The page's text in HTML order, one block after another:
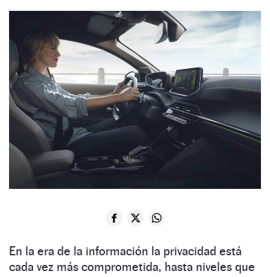
En la era de la información la privacidad está
cada vez más comprometida, hasta niveles que